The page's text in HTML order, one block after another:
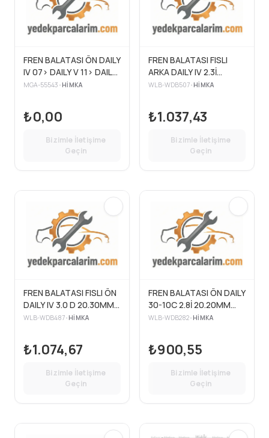
FREN BALATASI ÖN DAILY
IV 07> DAILY V 11> DAILY
VI 14> EUROCARGO
MGA-55543 • HIMKA
₺0,00
Bizimle İletişime
Geçin
FREN BALATASI FISLI
ARKA DAILY IV 2.3İ
21.00MM 06>11>
WLB-WDB507• HIMKA
₺1.037,43
Bizimle İletişime
Geçin
FREN BALATASI FISLI ÖN
DAILY IV 3.0 D 20.30MM
06>11>
WLB-WDB487• HIMKA
₺1.074,67
Bizimle İletişime
Geçin
FREN BALATASI ÖN DAILY
30-10C 2.8İ 20.20MM
96>99
WLB-WDB282• HIMKA
₺900,55
Bizimle İletişime
Geçin